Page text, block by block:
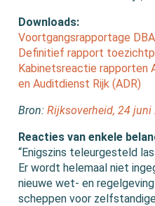
Downloads:
Voortgangsrapportage
Definitief rapport
Kabinetsreactie rapporten
en Auditdienst Rijk (ADR)
Bron:Rijksoverheid, 24 juni
Reacties van enkele
“Enigszins teleurgesteld
Er wordt helemaal niet
nieuwe wet- en
scheppen voor